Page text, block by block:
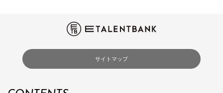
サイトマップ